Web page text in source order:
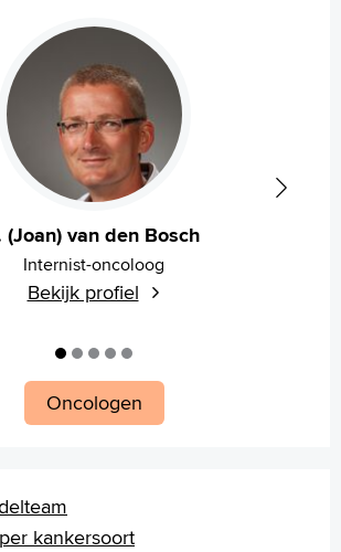
(Joan) van den Bosch
Internist-oncoloog
Bekijk profiel
Oncologen
kankersoort